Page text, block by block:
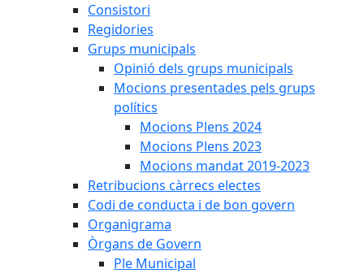
Consistori
Regidories
Grups municipals
Opinió dels grups municipals
Mocions presentades pels grups
polítics
Mocions Plens 2024
Mocions Plens 2023
Mocions mandat 2019-2023
Retribucions càrrecs electes
Codi de conducta i de bon govern
Organigrama
Òrgans de Govern
Ple Municipal